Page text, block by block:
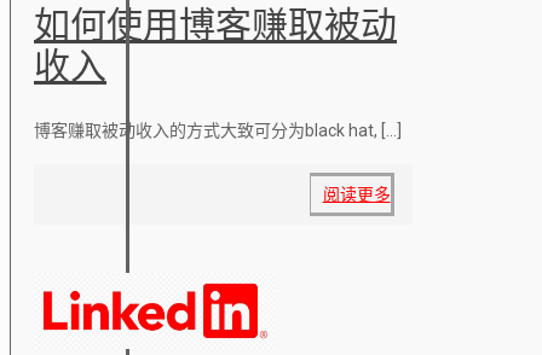
如何使用博客赚取被动
收入
博客赚取被动收入的方式大致可分为black hat,
阅读更多